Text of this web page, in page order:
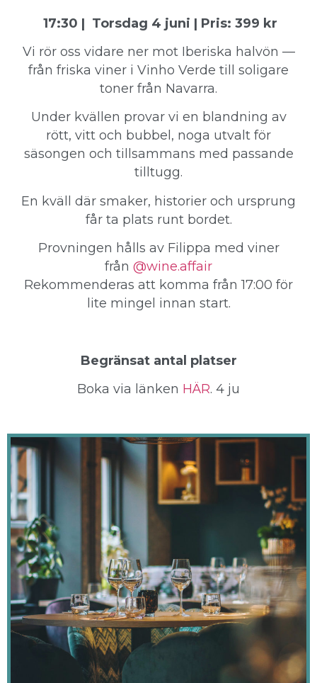
17:30 | Torsdag 4 juni | Pris: 399 kr
Vi rör oss vidare ner mot Iberiska halvön —
från friska viner i Vinho Verde till soligare
toner från Navarra.
Under kvällen provar vi en blandning av
rött, vitt och bubbel, noga utvalt för
säsongen och tillsammans med passande
tilltugg.
En kväll där smaker, historier och ursprung
får ta plats runt bordet.
Provningen hålls av Filippa med viner
från @wine.affair
Rekommenderas att komma från 17:00 för
lite mingel innan start.
Begränsat antal platser
Boka via länken HÄR. 4 ju